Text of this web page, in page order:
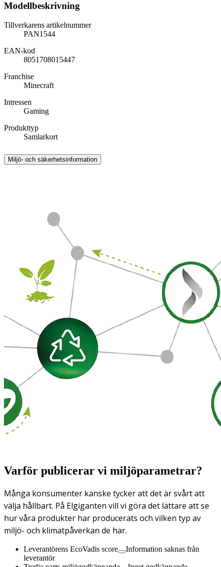
Modellbeskrivning
Tillverkarens artikelnummer
PAN1544
EAN-kod
8051708015447
Franchise
Minecraft
Intressen
Gaming
Produkttyp
Samlarkort
Miljö- och säkerhetsinformation
Varför publicerar vi miljöparametrar?
Många konsumenter kanske tycker att det är svårt att
välja hållbart. På Elgiganten vill vi göra det lättare att se
hur våra produkter har producerats och vilken typ av
miljö- och klimatpåverkan de har.
Leverantörens EcoVadis score
Information saknas från
leverantör